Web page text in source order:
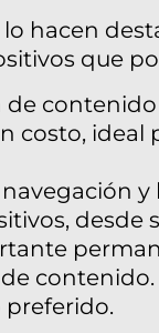
hacen
que
de
costo,